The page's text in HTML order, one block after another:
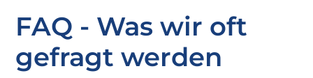
FAQ - Was wir oft
gefragt werden